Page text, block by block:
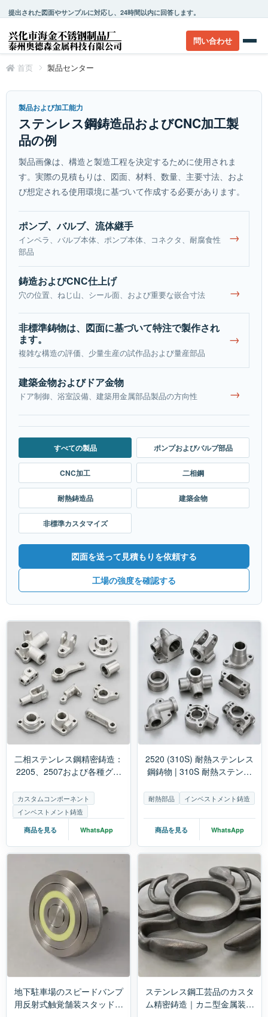
提出された図面やサンプルに対応し、24時間以内に回答します。
問い合わせ
首页 製品センター
製品および加工能力
ステンレス鋼鋳造品およびCNC加工製
品の例
製品画像は、構造と製造工程を決定するために使用されま
す。実際の見積もりは、図面、材料、数量、主要寸法、およ
び想定される使用環境に基づいて作成する必要があります。
ポンプ、バルブ、流体継手
インペラ、バルブ本体、ポンプ本体、コネクタ、耐腐食性
部品
→
鋳造およびCNC仕上げ
穴の位置、ねじ山、シール面、および重要な嵌合寸法 →
非標準鋳物は、図面に基づいて特注で製作され
ます。
複雑な構造の評価、少量生産の試作品および量産部品
→
建築金物およびドア金物
ドア制御、浴室設備、建築用金属部品製品の方向性 →
すべての製品 ポンプおよびバルブ部品
CNC加工 二相鋼
耐熱鋳造品 建築金物
非標準カスタマイズ
図面を送って見積もりを依頼する
工場の強度を確認する
二相ステンレス鋼精密鋳造：
2205、2507および各種グレ
定ポイント
カスタムコンポーネント
インベストメント鋳造
商品を見る WhatsApp
2520 (310S) 耐熱ステンレス
鋼鋳物 | 310S 耐熱ステンレ
耐熱部品 インベストメント鋳造
商品を見る WhatsApp
地下駐車場のスピードバンプ
用反射式触覚舗装スタッド｜
ステンレス鋼工芸品のカスタ
ム精密鋳造｜カニ型金属装飾